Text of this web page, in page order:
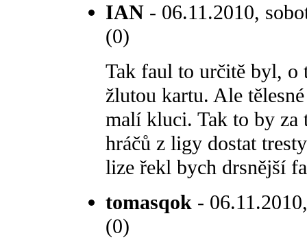
IAN - 06.11.2010,
(0)
Tak faul to určitě byl, o
žlutou kartu. Ale
malí kluci. Tak to by za
hráčů z ligy dostat
lize řekl bych drsnější
tomasqok -
(0)